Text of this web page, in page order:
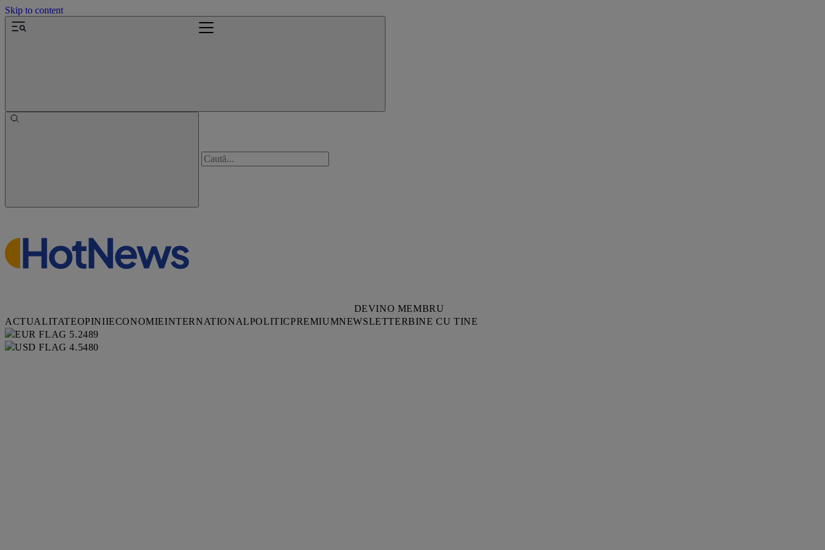
Skip to content
DEVINO MEMBRU
ACTUALITATEOPINIIECONOMIEINTERNATIONALPOLITICPREMIUMNEWSLETTERBINE CU TINE
5.2489
4.5480